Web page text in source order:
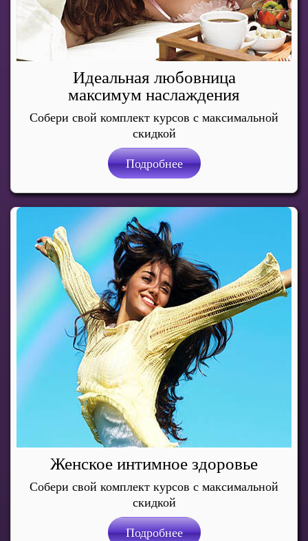
Идеальная любовница
максимум наслаждения
Собери свой комплект курсов с максимальной
скидкой
Подробнее
Женское интимное здоровье
Собери свой комплект курсов с максимальной
скидкой
Подробнее